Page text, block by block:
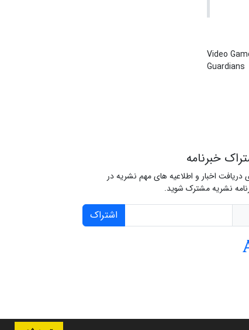
Video
Guardians
خبرنامه
دریافت اخبار و اطلاعیه های مهم نشریه در
نشریه مشترک شوید.
اشتراک